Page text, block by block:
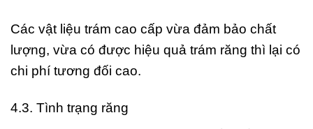
Các vật liệu trám cao cấp vừa đảm bảo chất
lượng, vừa có được hiệu quả trám răng thì lại có
chi phí tương đối cao.
4.3. Tình trạng răng